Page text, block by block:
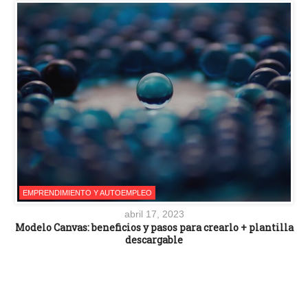
EMPRENDIMIENTO Y AUTOEMPLEO
abril 17, 2023
Modelo Canvas: beneficios y pasos para crearlo + plantilla
descargable